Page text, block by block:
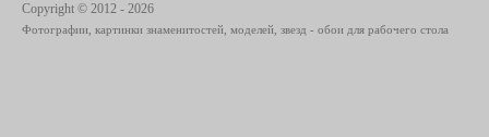
Copyright © 2012 - 2026
Фотографии, картинки знаменитостей, моделей, звезд - обои для рабочего стола